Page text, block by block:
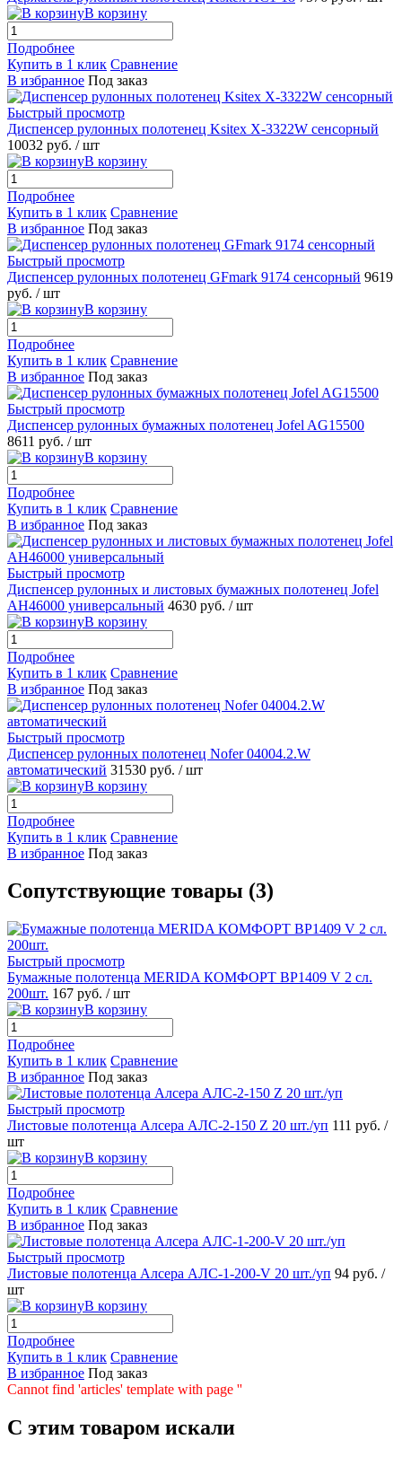
В корзину
Подробнее
Купить в 1 клик Сравнение
В избранное Под заказ
Быстрый просмотр
Диспенсер рулонных полотенец Ksitex X-3322W сенсорный
10032 руб. / шт
В корзину
Подробнее
Купить в 1 клик Сравнение
В избранное Под заказ
Быстрый просмотр
Диспенсер рулонных полотенец GFmark 9174 сенсорный 9619
руб. / шт
В корзину
Подробнее
Купить в 1 клик Сравнение
В избранное Под заказ
Быстрый просмотр
Диспенсер рулонных бумажных полотенец Jofel AG15500
8611 руб. / шт
В корзину
Подробнее
Купить в 1 клик Сравнение
В избранное Под заказ
Быстрый просмотр
Диспенсер рулонных и листовых бумажных полотенец Jofel
AH46000 универсальный 4630 руб. / шт
В корзину
Подробнее
Купить в 1 клик Сравнение
В избранное Под заказ
Быстрый просмотр
Диспенсер рулонных полотенец Nofer 04004.2.W
автоматический 31530 руб. / шт
В корзину
Подробнее
Купить в 1 клик Сравнение
В избранное Под заказ
Сопутствующие товары (3)
Быстрый просмотр
Бумажные полотенца MERIDA КОМФОРТ BP1409 V 2 сл.
200шт. 167 руб. / шт
В корзину
Подробнее
Купить в 1 клик Сравнение
В избранное Под заказ
Быстрый просмотр
Листовые полотенца Алсера АЛС-2-150 Z 20 шт./уп 111 руб. /
шт
В корзину
Подробнее
Купить в 1 клик Сравнение
В избранное Под заказ
Быстрый просмотр
Листовые полотенца Алсера АЛС-1-200-V 20 шт./уп 94 руб. /
шт
В корзину
Подробнее
Купить в 1 клик Сравнение
В избранное Под заказ
Cannot find 'articles' template with page ''
C этим товаром искали